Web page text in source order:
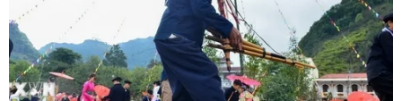
gây ảnh hưởng thế nào tới Việt Nam?
07/08/2026 14:38